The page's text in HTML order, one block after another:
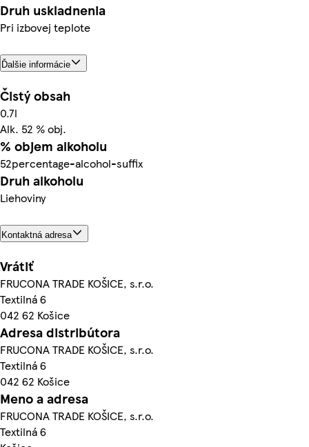
Druh uskladnenia
Pri izbovej teplote
Ďalšie informácie
Čistý obsah
0.7l
Alk. 52 % obj.
% objem alkoholu
52percentage-alcohol-suffix
Druh alkoholu
Liehoviny
Kontaktná adresa
Vrátiť
FRUCONA TRADE KOŠICE, s.r.o.
Textilná 6
042 62 Košice
Adresa distribútora
FRUCONA TRADE KOŠICE, s.r.o.
Textilná 6
042 62 Košice
Meno a adresa
FRUCONA TRADE KOŠICE, s.r.o.
Textilná 6